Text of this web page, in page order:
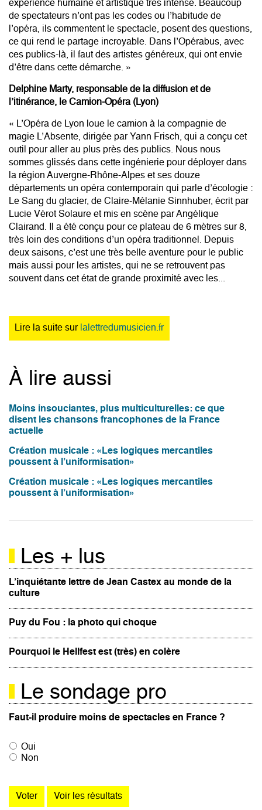
expérience humaine et artistique très intense. Beaucoup
de spectateurs n’ont pas les codes ou l’habitude de
l’opéra, ils commentent le spectacle, posent des questions,
ce qui rend le partage incroyable. Dans l’Opérabus, avec
ces publics-là, il faut des artistes généreux, qui ont envie
d’être dans cette démarche. »
Delphine Marty, responsable de la diffusion et de
l’itinérance, le Camion-Opéra (Lyon)
« L’Opéra de Lyon loue le camion à la compagnie de
magie L’Absente, dirigée par Yann Frisch, qui a conçu cet
outil pour aller au plus près des publics. Nous nous
sommes glissés dans cette ingénierie pour déployer dans
la région Auvergne-Rhône-Alpes et ses douze
départements un opéra contemporain qui parle d’écologie :
Le Sang du glacier, de Claire-Mélanie Sinnhuber, écrit par
Lucie Vérot Solaure et mis en scène par Angélique
Clairand. Il a été conçu pour ce plateau de 6 mètres sur 8,
très loin des conditions d’un opéra traditionnel. Depuis
deux saisons, c’est une très belle aventure pour le public
mais aussi pour les artistes, qui ne se retrouvent pas
souvent dans cet état de grande proximité avec les...
Lire la suite sur lalettredumusicien.fr
À lire aussi
Moins insouciantes, plus multiculturelles: ce que
disent les chansons francophones de la France
actuelle
Création musicale : «Les logiques mercantiles
poussent à l’uniformisation»
Création musicale : «Les logiques mercantiles
poussent à l’uniformisation»
Les + lus
L’inquiétante lettre de Jean Castex au monde de la
culture
Puy du Fou : la photo qui choque
Pourquoi le Hellfest est (très) en colère
Le sondage pro
Faut-il produire moins de spectacles en France ?
Oui
Non